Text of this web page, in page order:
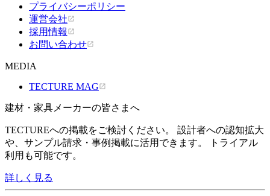
プライバシーポリシー
運営会社
採用情報
お問い合わせ
MEDIA
TECTURE MAG
建材・家具メーカーの皆さまへ
TECTUREへの掲載をご検討ください。 設計者への認知拡大
や、サンプル請求・事例掲載に活用できます。 トライアル
利用も可能です。
詳しく見る